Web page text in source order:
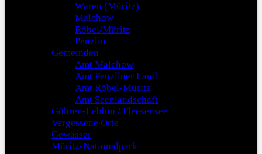
Waren (Müritz)
Malchow
Röbel/Müritz
Penzlin
Gemeinden
Amt Malchow
Amt Penzliner Land
Amt Röbel-Müritz
Amt Seenlandschaft
Göhren-Lebbin / Fleesensee
Vergessene Orte
Gewässer
Müritz-Nationalpark